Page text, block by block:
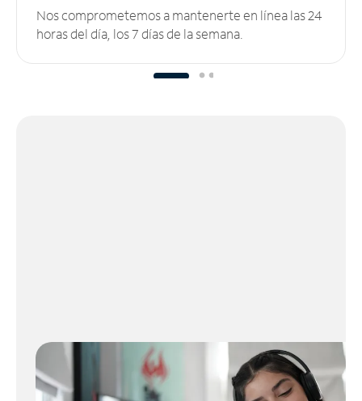
Nos comprometemos a mantenerte en línea las 24
horas del día, los 7 días de la semana.